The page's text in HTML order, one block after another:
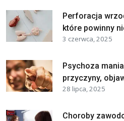
Perforacja
które powinny
3 czerwca, 2025
Psychoza
przyczyny,
28 lipca, 2025
Choroby